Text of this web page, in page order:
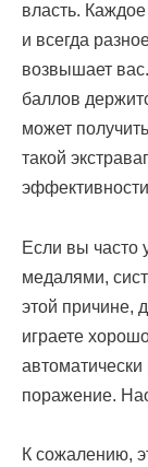
власть.
и всегда
возвышает
баллов
может
такой
Если вы часто
медалями,
этой причине,
играете
поражение.
К сожалению,